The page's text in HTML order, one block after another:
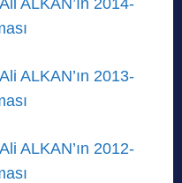
ALKAN’ın 2013-
ALKAN’ın 2012-